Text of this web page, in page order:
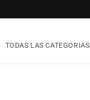
TODAS LAS CATEGORIAS